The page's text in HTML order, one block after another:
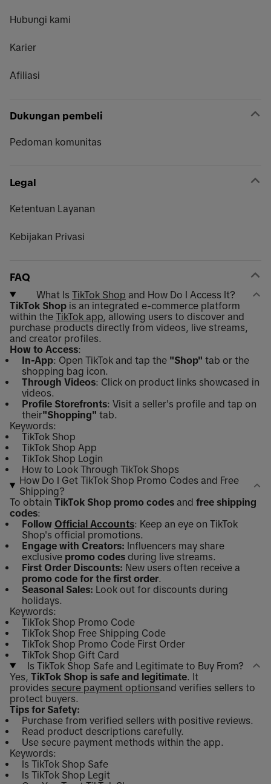
Hubungi kami
Karier
Afiliasi
Dukungan pembeli
Pedoman komunitas
Legal
Ketentuan Layanan
Kebijakan Privasi
FAQ
What Is TikTok Shop and How Do I Access It?
TikTok Shop is an integrated e-commerce platform
within the TikTok app, allowing users to discover and
purchase products directly from videos, live streams,
and creator profiles.
How to Access:
In-App: Open TikTok and tap the "Shop" tab or the
shopping bag icon.
Through Videos: Click on product links showcased in
videos.
Profile Storefronts: Visit a seller's profile and tap on
their"Shopping" tab.
Keywords:
TikTok Shop
TikTok Shop App
TikTok Shop Login
How to Look Through TikTok Shops
How Do I Get TikTok Shop Promo Codes and Free
Shipping?
To obtain TikTok Shop promo codes and free shipping
codes:
Follow Official Accounts: Keep an eye on TikTok
Shop's official promotions.
Engage with Creators: Influencers may share
exclusive promo codes during live streams.
First Order Discounts: New users often receive a
promo code for the first order.
Seasonal Sales: Look out for discounts during
holidays.
Keywords:
TikTok Shop Promo Code
TikTok Shop Free Shipping Code
TikTok Shop Promo Code First Order
TikTok Shop Gift Card
Is TikTok Shop Safe and Legitimate to Buy From?
Yes, TikTok Shop is safe and legitimate. It
provides secure payment optionsand verifies sellers to
protect buyers.
Tips for Safety:
Purchase from verified sellers with positive reviews.
Read product descriptions carefully.
Use secure payment methods within the app.
Keywords:
Is TikTok Shop Safe
Is TikTok Shop Legit